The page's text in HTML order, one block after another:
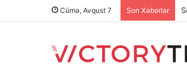
Cümə, Avqust 7 Son Xəbərlər